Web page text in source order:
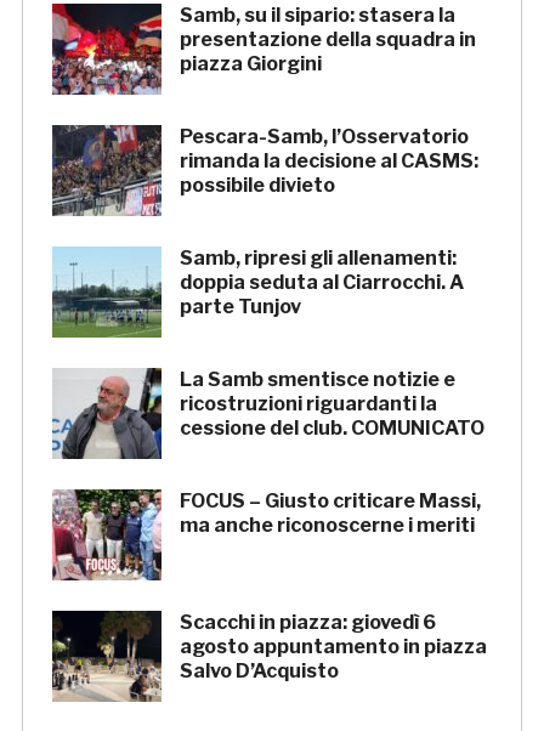
Samb, su il sipario: stasera la
presentazione della squadra in
piazza Giorgini
Pescara-Samb, l’Osservatorio
rimanda la decisione al CASMS:
possibile divieto
Samb, ripresi gli allenamenti:
doppia seduta al Ciarrocchi. A
parte Tunjov
La Samb smentisce notizie e
ricostruzioni riguardanti la
cessione del club. COMUNICATO
FOCUS – Giusto criticare Massi,
ma anche riconoscerne i meriti
Scacchi in piazza: giovedì 6
agosto appuntamento in piazza
Salvo D’Acquisto